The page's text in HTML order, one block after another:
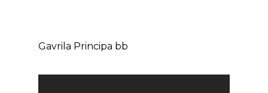
Gavrila Principa bb